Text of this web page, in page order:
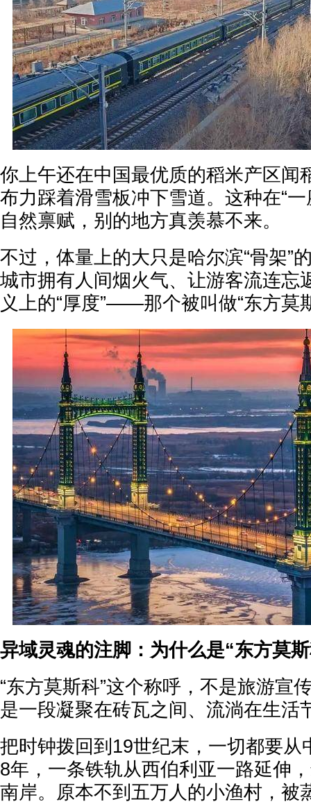
你上午还在中国最优质的稻米产区闻
布力踩着滑雪板冲下雪道。这种在“
自然禀赋，别的地方真羡慕不来。
不过，体量上的大只是哈尔滨“骨架”
城市拥有人间烟火气、让游客流连忘
义上的“厚度”——那个被叫做“东方莫
异域灵魂的注脚：为什么是“东方莫
“东方莫斯科”这个称呼，不是旅游宣
是一段凝聚在砖瓦之间、流淌在生活
把时钟拨回到19世纪末，一切都要从
8年，一条铁轨从西伯利亚一路延伸
南岸。原本不到五万人的小渔村，被